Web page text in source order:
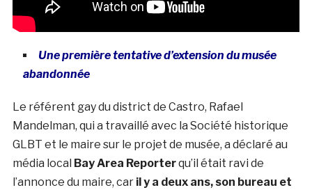
Une première tentative d’extension du musée
abandonnée
Le référent gay du district de Castro, Rafael
Mandelman, qui a travaillé avec la Société historique
GLBT et le maire sur le projet de musée, a déclaré au
média local Bay Area Reporterqu’il était ravi de
l’annonce du maire, car il y a deux ans, son bureau et